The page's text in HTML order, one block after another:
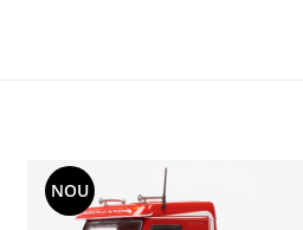
NOU